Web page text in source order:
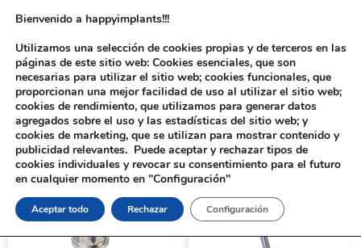
Inicio/ ANGULACIÓN del producto / 30º
Bienvenido a happyimplants!!!
Utilizamos una selección de cookies propias y de terceros en las
páginas de este sitio web: Cookies esenciales, que son
necesarias para utilizar el sitio web; cookies funcionales, que
proporcionan una mejor facilidad de uso al utilizar el sitio web;
cookies de rendimiento, que utilizamos para generar datos
agregados sobre el uso y las estadísticas del sitio web; y
cookies de marketing, que se utilizan para mostrar contenido y
publicidad relevantes. Puede aceptar y rechazar tipos de
cookies individuales y revocar su consentimiento para el futuro
en cualquier momento en "Configuración"
Aceptar todo Rechazar Configuración